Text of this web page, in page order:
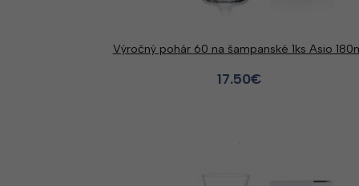
Výročný pohár 60 na šampanské 1ks Asio
17.50€